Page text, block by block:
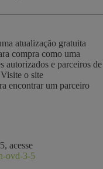
atualização gratuita
compra como uma
autorizados e parceiros de
o site
encontrar um parceiro
acesse
ovd-3-5